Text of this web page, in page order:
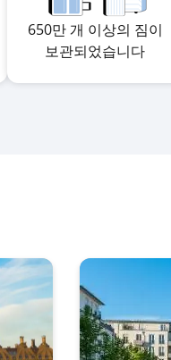
650만 개 이상의 짐이
보관되었습니다